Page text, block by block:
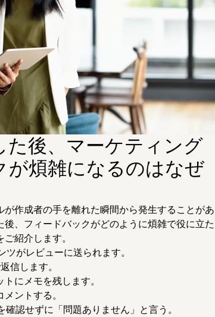
た後、マーケティング
が煩雑になるのはなぜ
作成者の手を離れた瞬間から発生することがあ
、フィードバックがどのように煩雑で役に立た
紹介します。
がレビューに送られます。
信します。
にメモを残します。
ントする。
認せずに「問題ありません」と言う。